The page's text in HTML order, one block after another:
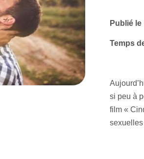
Publié le
Temps
si peu à
film «